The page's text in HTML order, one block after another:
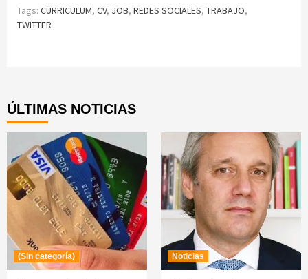
Tags: CURRICULUM, CV, JOB, REDES SOCIALES, TRABAJO,
TWITTER
ÚLTIMAS NOTICIAS
(Sin categoría) Noticias